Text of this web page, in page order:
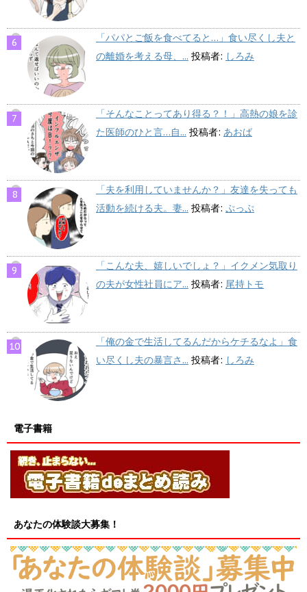
「パパとご飯を食べてると…」食い尽くし夫と
の離婚を考える母、... 投稿者: しろみ
「そんなことってあり得る？！」高熱の娘を診
た医師のひと言…自... 投稿者: あおば
「夫を利用していませんか？」友達を失っても
活動を続ける夫。妻... 投稿者: ぷっぷ
「こんな夫、嬉しいでしょ？」イクメン気取り
の夫が女性社員にア... 投稿者: 尾持トモ
「俺の金で生活してるんだからケチるなよ」食
い尽くし夫の暴言さ... 投稿者: しろみ
電子書籍
あなたの体験談大募集！